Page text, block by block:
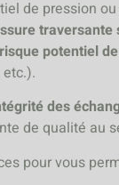
de pression
traversante
potentiel
des
de qualité au
pour vous